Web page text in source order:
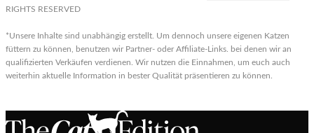
RIGHTS RESERVED
*Unsere Inhalte sind unabhängig erstellt. Um dennoch unsere eigenen Katzen
füttern zu können, benutzen wir Partner- oder Affiliate-Links. bei denen wir an
qualifizierten Verkäufen verdienen. Wir nutzen die Einnahmen, um euch auch
weiterhin aktuelle Information in bester Qualität präsentieren zu können.